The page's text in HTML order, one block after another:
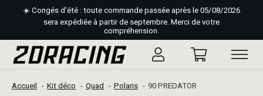
☀️ Congés d'été : toute commande passée après le 05/08/2026
sera expédiée à partir de septembre. Merci de votre
compréhension.
Accueil Kit déco Quad Polaris 90 PREDATOR